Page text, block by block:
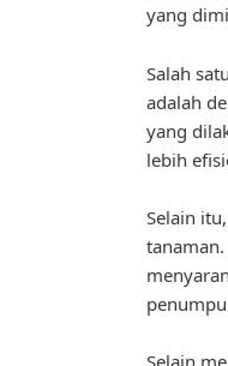
yang
Salah
adalah
yang
lebih
Selain